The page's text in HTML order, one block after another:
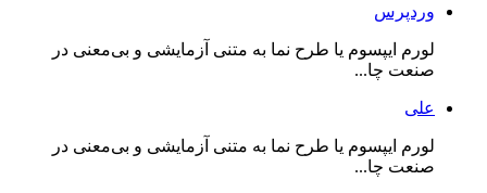
وردپرس
لورم ایپسوم یا طرح‌ نما به متنی آزمایشی و بی‌معنی در
صنعت چا...
علی
لورم ایپسوم یا طرح‌ نما به متنی آزمایشی و بی‌معنی در
صنعت چا...